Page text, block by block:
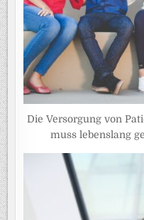
Die Versorgung von
muss lebenslang